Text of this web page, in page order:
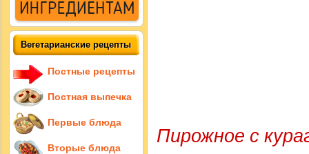
Пирожное с
Вегетарианские рецепты
Постные рецепты
Постная выпечка
Первые блюда
Вторые блюда